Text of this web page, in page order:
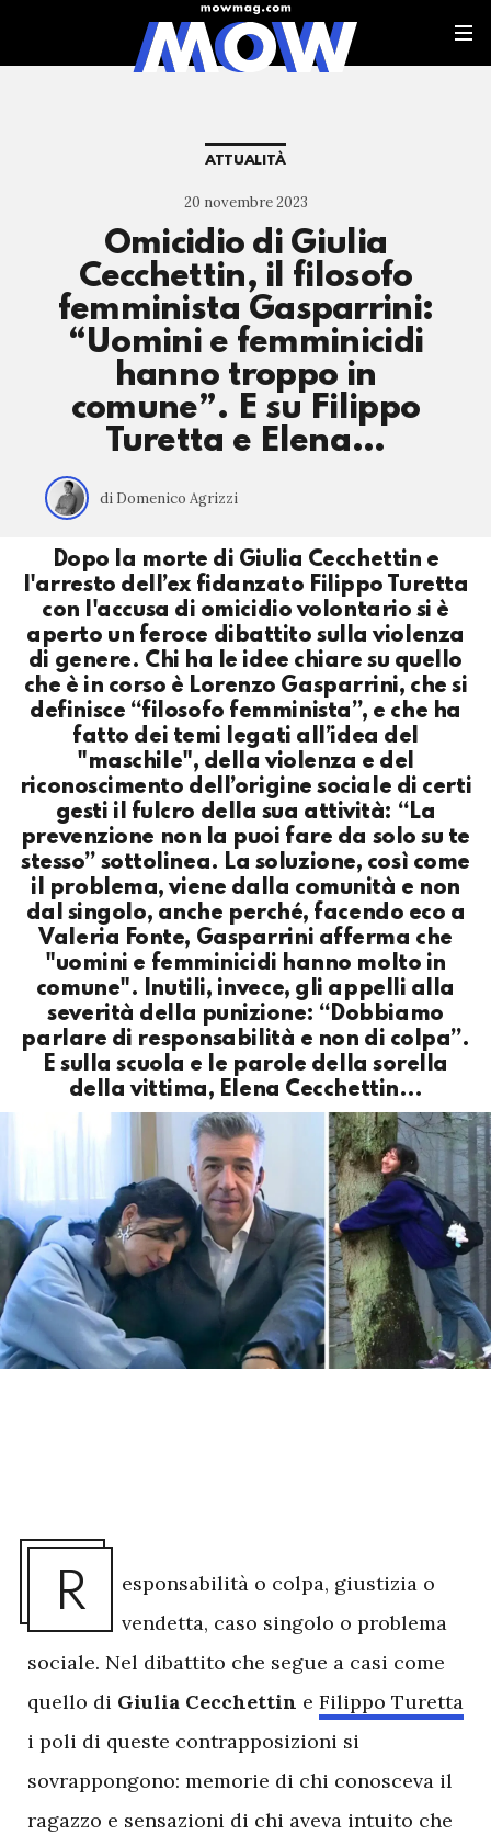
ATTUALITÀ
20 novembre 2023
Omicidio di Giulia
Cecchettin, il filosofo
femminista Gasparrini:
“Uomini e femminicidi
hanno troppo in
comune”. E su Filippo
Turetta e Elena…
di Domenico Agrizzi
Dopo la morte di Giulia Cecchettin e
l'arresto dell’ex fidanzato Filippo Turetta
con l'accusa di omicidio volontario si è
aperto un feroce dibattito sulla violenza
di genere. Chi ha le idee chiare su quello
che è in corso è Lorenzo Gasparrini, che si
definisce “filosofo femminista”, e che ha
fatto dei temi legati all’idea del
"maschile", della violenza e del
riconoscimento dell’origine sociale di certi
gesti il fulcro della sua attività: “La
prevenzione non la puoi fare da solo su te
stesso” sottolinea. La soluzione, così come
il problema, viene dalla comunità e non
dal singolo, anche perché, facendo eco a
Valeria Fonte, Gasparrini afferma che
"uomini e femminicidi hanno molto in
comune". Inutili, invece, gli appelli alla
severità della punizione: “Dobbiamo
parlare di responsabilità e non di colpa”.
E sulla scuola e le parole della sorella
della vittima, Elena Cecchettin…
R
esponsabilità o colpa, giustizia o
vendetta, caso singolo o problema
sociale. Nel dibattito che segue a casi come
quello di Giulia Cecchettin e Filippo Turetta
i poli di queste contrapposizioni si
sovrappongono: memorie di chi conosceva il
ragazzo e sensazioni di chi aveva intuito che